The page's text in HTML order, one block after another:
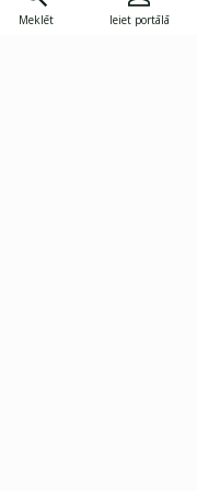
Meklēt Ieiet portālā